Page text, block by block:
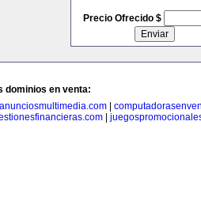
Precio Ofrecido $
dominios en venta:
anunciosmultimedia.com